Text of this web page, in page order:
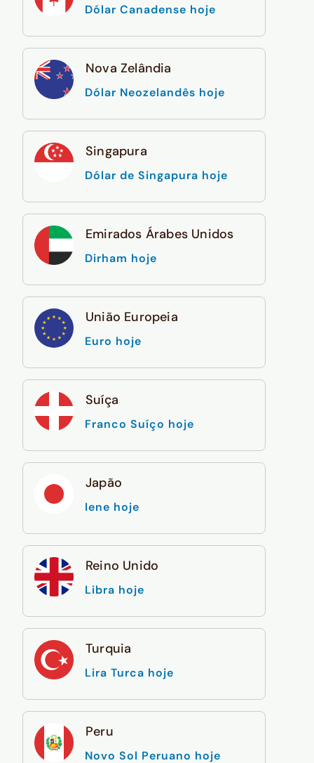
Dólar Canadense hoje
Nova Zelândia
Dólar Neozelandês hoje
Singapura
Dólar de Singapura hoje
Emirados Árabes Unidos
Dirham hoje
União Europeia
Euro hoje
Suíça
Franco Suíço hoje
Japão
Iene hoje
Reino Unido
Libra hoje
Turquia
Lira Turca hoje
Peru
Novo Sol Peruano hoje